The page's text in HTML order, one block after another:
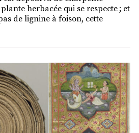
herbacée qui se respecte ; et
de lignine à foison, cette